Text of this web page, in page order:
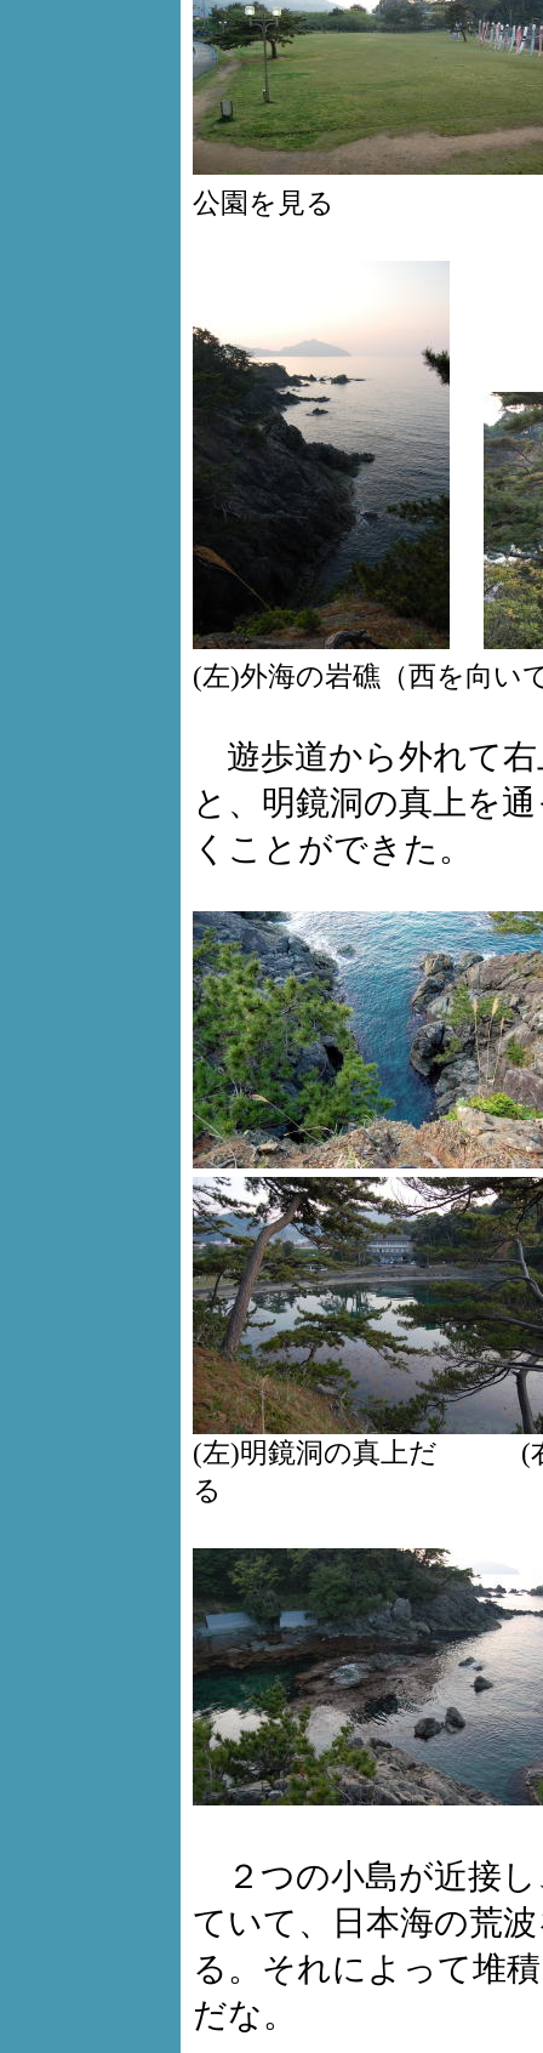
公園を見る
(左)外海の岩礁（西を向
遊歩道から外れて右
と、明鏡洞の真上を
くことができた。
(左)明鏡洞の真上だ (右)
る
２つの小島が近接
ていて、日本海の荒
る。それによって堆
だな。